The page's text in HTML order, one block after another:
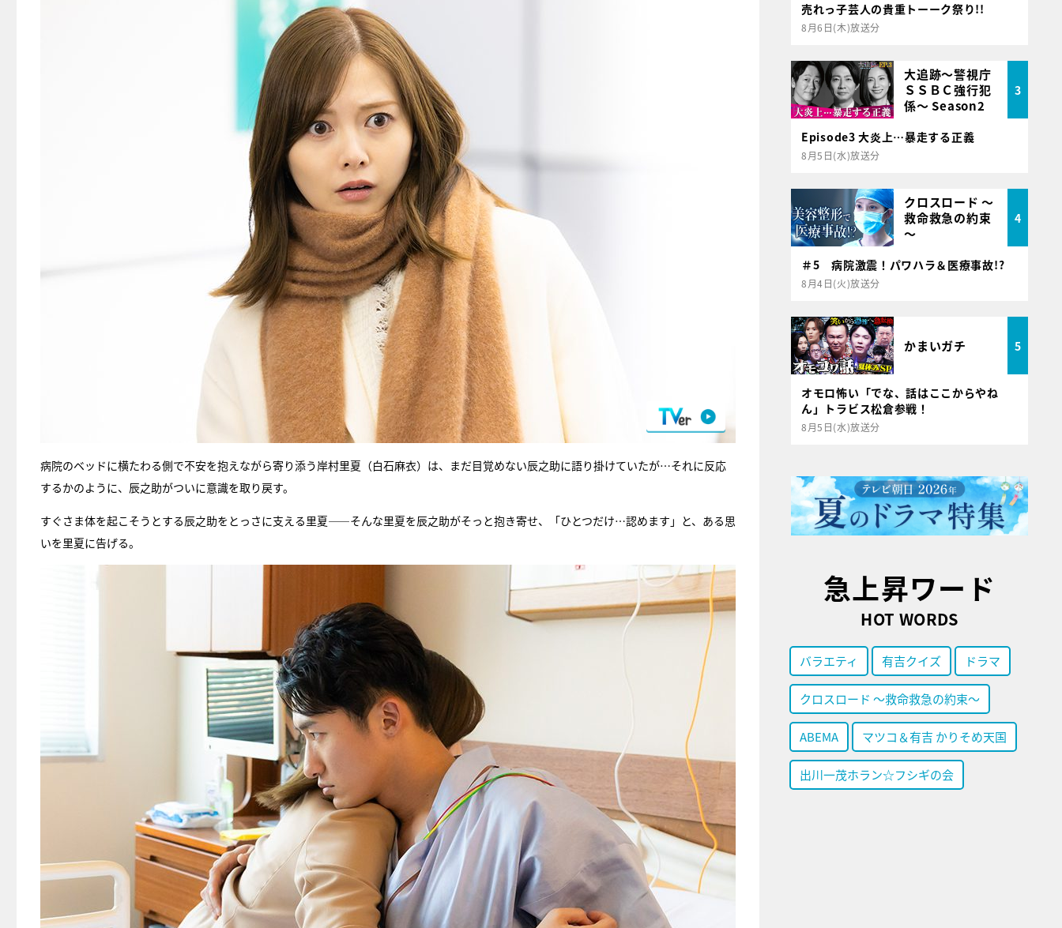
病院のベッドに横たわる側で不安を抱えながら寄り添う岸村里夏（白石麻衣）は、まだ目覚めない辰之助に語り掛けていたが…それに反応
するかのように、辰之助がついに意識を取り戻す。
すぐさま体を起こそうとする辰之助をとっさに支える里夏――そんな里夏を辰之助がそっと抱き寄せ、「ひとつだけ…認めます」と、ある思
いを里夏に告げる。
売れっ子芸人の貴重トーーク祭り!!
8月6日(木)放送分
大追跡～警視庁
ＳＳＢＣ強行犯
係～ Season2
3
Episode3 大炎上…暴走する正義
8月5日(水)放送分
クロスロード ～
救命救急の約束
～
4
＃5 病院激震！パワハラ＆医療事故!?
8月4日(火)放送分
かまいガチ 5
オモロ怖い「でな、話はここからやね
ん」トラビス松倉参戦！
8月5日(水)放送分
急上昇ワード
HOT WORDS
バラエティ 有吉クイズ ドラマ
クロスロード ～救命救急の約束～
ABEMA マツコ＆有吉 かりそめ天国
出川一茂ホラン☆フシギの会